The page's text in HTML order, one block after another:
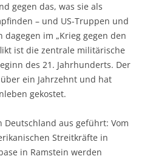
gegen das, was sie als
– und US-Truppen und
im „Krieg gegen den
ist die zentrale militärische
des 21. Jahrhunderts. Der
ein Jahrzehnt und hat
gekostet.
Deutschland aus geführt: Vom
Streitkräfte in
in Ramstein werden